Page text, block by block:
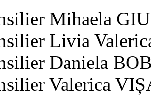
Mihaela
Livia
Daniela
Valerica